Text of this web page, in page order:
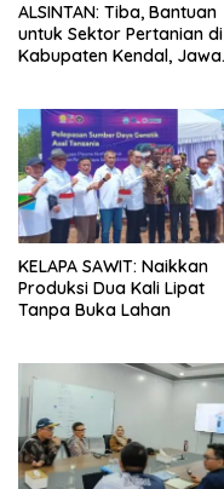
ALSINTAN: Tiba, Bantuan
untuk Sektor Pertanian di
Kabupaten Kendal, Jawa
KELAPA SAWIT: Naikkan
Produksi Dua Kali Lipat
Tanpa Buka Lahan